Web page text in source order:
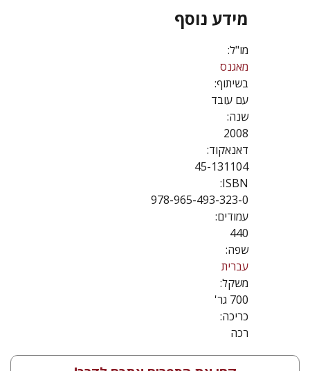
מידע נוסף
מו"ל:
מאגנס
בשיתוף:
עם עובד
שנה:
2008
דאנאקוד:
45-131104
ISBN:
978-965-493-323-0
עמודים:
440
שפה:
עברית
משקל:
700 גר'
כריכה:
רכה